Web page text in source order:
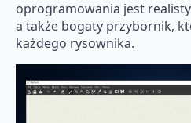
oprogramowania jest
a także bogaty przybornik,
każdego rysownika.